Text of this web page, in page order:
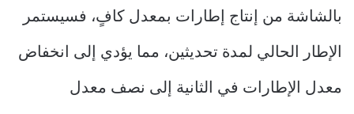
بالشاشة من إنتاج إطارات بمعدل كافٍ، فسيستمر
الإطار الحالي لمدة تحديثين، مما يؤدي إلى انخفاض
معدل الإطارات في الثانية إلى نصف معدل